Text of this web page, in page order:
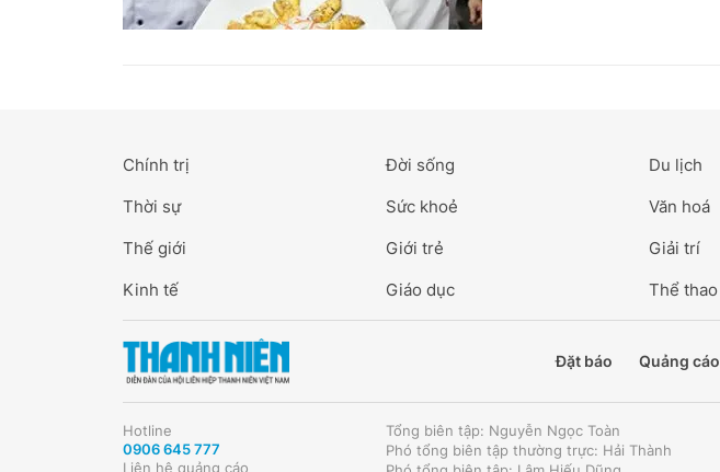
Chính trị
Thời sự
Thế giới
Kinh tế
Đời sống
Sức khoẻ
Giới trẻ
Giáo dục
Du lịch
Văn hoá
Giải trí
Thể thao
Đặt báo Quảng cáo
Hotline
0906 645 777
Liên hệ quảng cáo
Tổng biên tập: Nguyễn Ngọc Toàn
Phó tổng biên tập thường trực: Hải Thành